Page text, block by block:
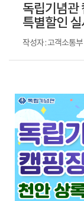
독립기념관
특별할인 실
작성자 : 고객소통부